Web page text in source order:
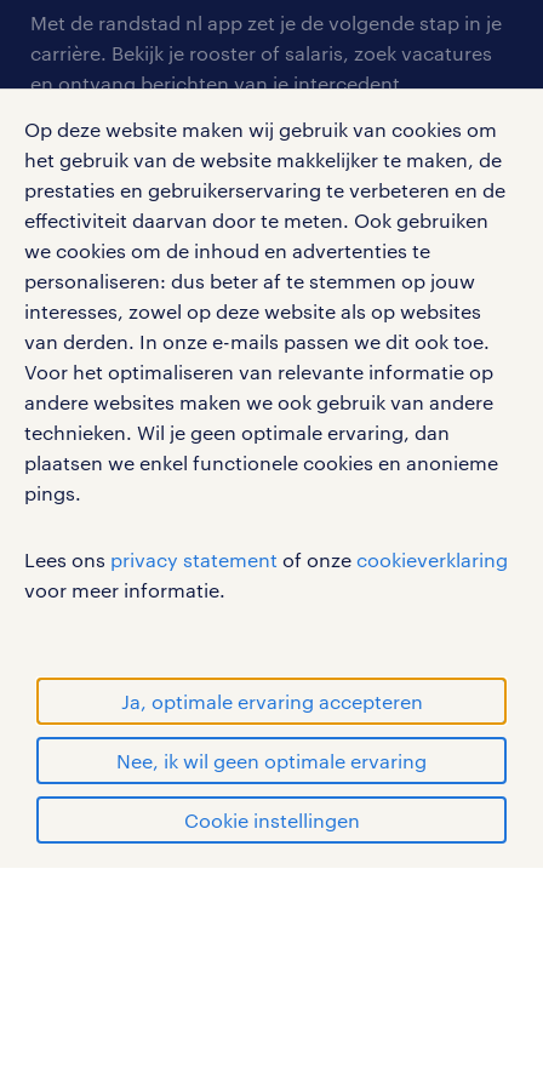
Op deze website maken wij gebruik van cookies om
het gebruik van de website makkelijker te maken, de
prestaties en gebruikerservaring te verbeteren en de
effectiviteit daarvan door te meten. Ook gebruiken
we cookies om de inhoud en advertenties te
personaliseren: dus beter af te stemmen op jouw
interesses, zowel op deze website als op websites
van derden. In onze e-mails passen we dit ook toe.
Voor het optimaliseren van relevante informatie op
andere websites maken we ook gebruik van andere
technieken. Wil je geen optimale ervaring, dan
plaatsen we enkel functionele cookies en anonieme
pings.
Lees ons privacy statement of onze cookieverklaring
voor meer informatie.
Ja, optimale ervaring accepteren
Nee, ik wil geen optimale ervaring
Cookie instellingen
solliciteren
personeel gezocht
aanmelden nieuwsbrief
blogs en artikelen
bruto-netto calculator
onze vestigingen
pers
klachten en misstanden
Met de randstad nl app zet je de volgende stap in je
carrière. Bekijk je rooster of salaris, zoek vacatures
en ontvang berichten van je intercedent.
apple app store
google play store
social media
Volg ons voor de leukste content omtrent
vacatures, solliciteren en inspiratie.
gebruikersvoorwaarden
disclaimer
sitemap
RANDSTAD, HUMAN FORWARD en SHAPING THE
WORLD OF WORK zijn geregistreerde
handelsmerken van Randstad N.V.